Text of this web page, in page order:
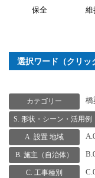
保全 維
選択ワード（クリッ
カテゴリー 橋
S. 形状・シーン・活用例
A. 設置 地域
B. 施主（自治体）
C. 工事種別